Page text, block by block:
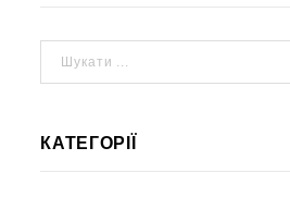
КАТЕГОРІЇ